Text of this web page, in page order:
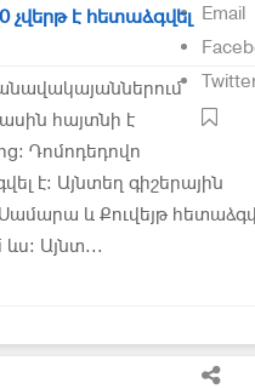
Email
է հետաձգվել
հայտնի է
Դոմոդեդովո
է։ Այնտեղ գիշերային
և Քուվեյթ
Այնտ...